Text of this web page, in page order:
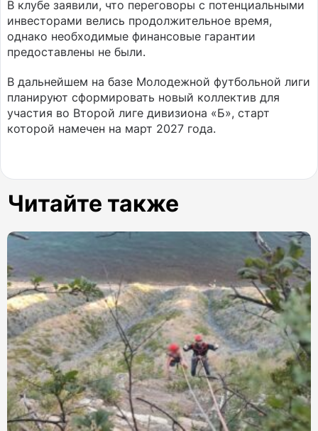
В клубе заявили, что переговоры с потенциальными
инвесторами велись продолжительное время,
однако необходимые финансовые гарантии
предоставлены не были.
В дальнейшем на базе Молодежной футбольной лиги
планируют сформировать новый коллектив для
участия во Второй лиге дивизиона «Б», старт
которой намечен на март 2027 года.
Читайте также